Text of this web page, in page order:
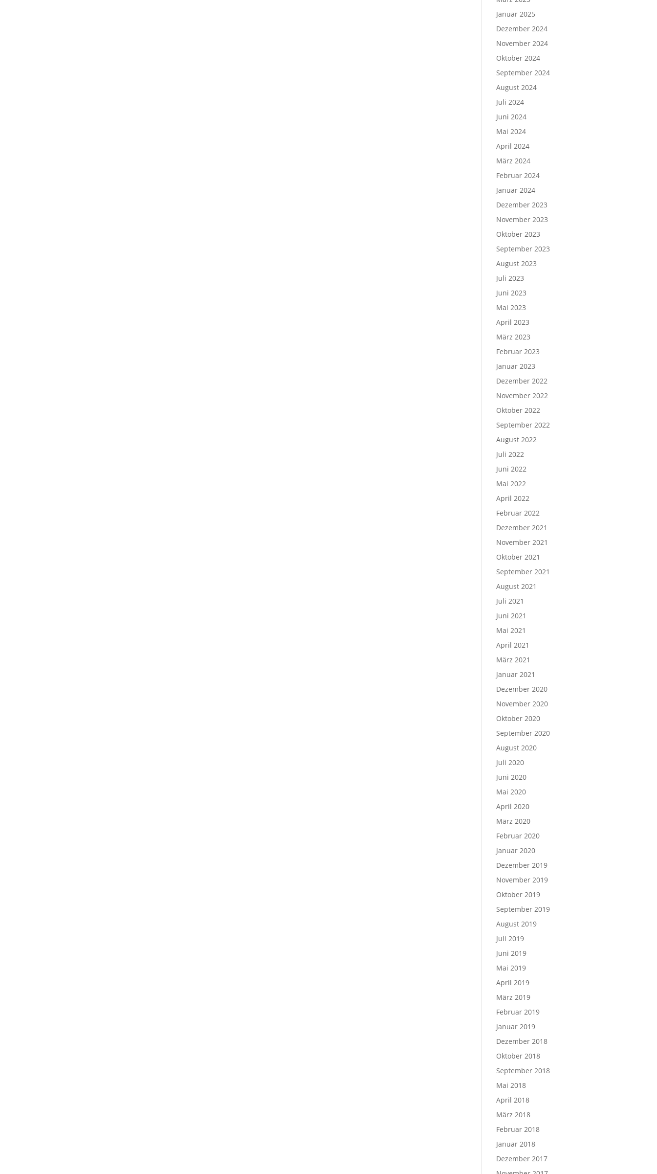
Januar 2025
Dezember 2024
November 2024
Oktober 2024
September 2024
August 2024
Juli 2024
Juni 2024
Mai 2024
April 2024
März 2024
Februar 2024
Januar 2024
Dezember 2023
November 2023
Oktober 2023
September 2023
August 2023
Juli 2023
Juni 2023
Mai 2023
April 2023
März 2023
Februar 2023
Januar 2023
Dezember 2022
November 2022
Oktober 2022
September 2022
August 2022
Juli 2022
Juni 2022
Mai 2022
April 2022
Februar 2022
Dezember 2021
November 2021
Oktober 2021
September 2021
August 2021
Juli 2021
Juni 2021
Mai 2021
April 2021
März 2021
Januar 2021
Dezember 2020
November 2020
Oktober 2020
September 2020
August 2020
Juli 2020
Juni 2020
Mai 2020
April 2020
März 2020
Februar 2020
Januar 2020
Dezember 2019
November 2019
Oktober 2019
September 2019
August 2019
Juli 2019
Juni 2019
Mai 2019
April 2019
März 2019
Februar 2019
Januar 2019
Dezember 2018
Oktober 2018
September 2018
Mai 2018
April 2018
März 2018
Februar 2018
Januar 2018
Dezember 2017